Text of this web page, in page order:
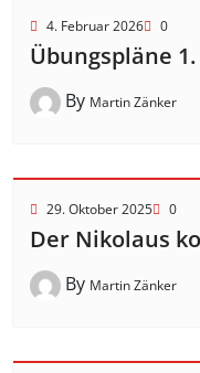
4. Februar 2026 0
Übungspläne
By Martin Zänker
29. Oktober 2025 0
Der Nikolaus
By Martin Zänker